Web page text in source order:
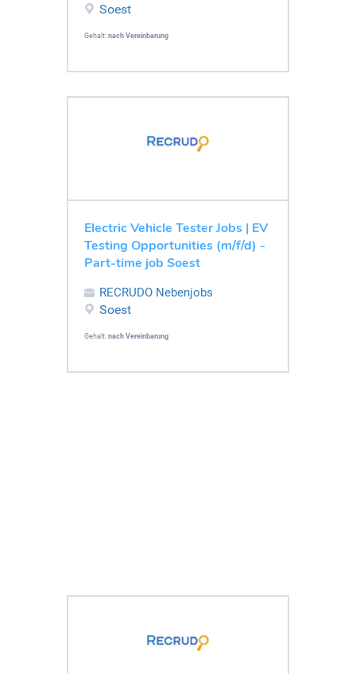
Soest
Gehalt: nach Vereinbarung
Electric Vehicle Tester Jobs | EV
Testing Opportunities (m/f/d) -
Part-time job Soest
RECRUDO Nebenjobs
Soest
Gehalt: nach Vereinbarung